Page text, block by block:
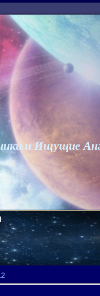
и Ищущие